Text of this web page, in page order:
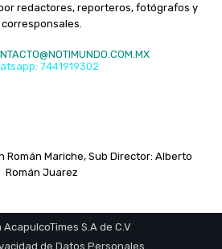
redactores, reporteros, fotógrafos y
corresponsales.
7441919302
Román Mariche, Sub Director: Alberto
Román Juarez
S.A de C.V
de Datos Personales